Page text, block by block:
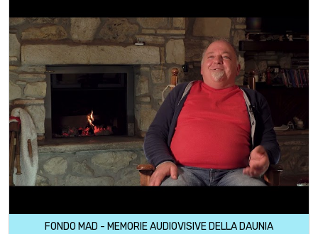
FONDO MAD - MEMORIE AUDIOVISIVE DELLA DAUNIA